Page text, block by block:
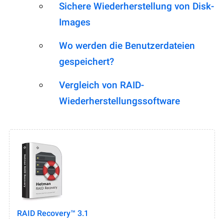
Sichere Wiederherstellung von Disk-
Images
Wo werden die Benutzerdateien
gespeichert?
Vergleich von RAID-
Wiederherstellungssoftware
RAID Recovery™ 3.1